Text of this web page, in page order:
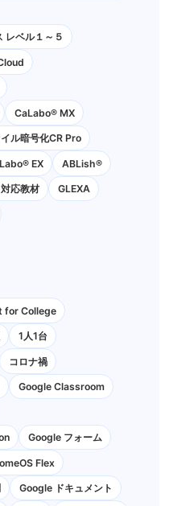
レベル１～５
CaLabo® MX
ル暗号化CR Pro
EX ABLish®
応教材 GLEXA
for College
1人1台
コロナ禍
Google Classroom
Google フォーム
Flex
Google ドキュメント